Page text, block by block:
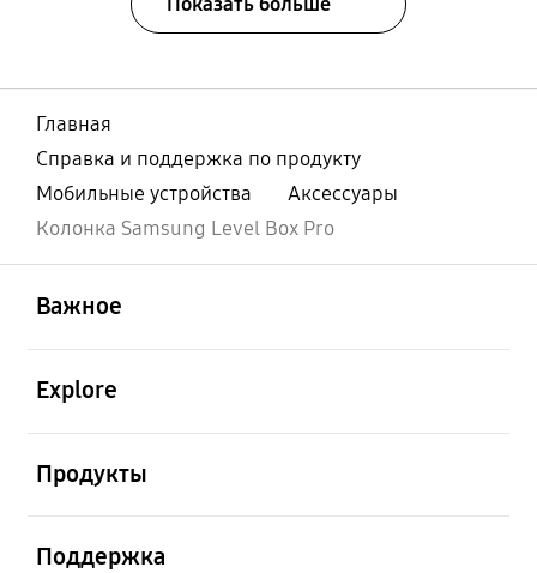
Главная
Справка и поддержка по продукту
Мобильные устройства
Аксессуары
Колонка Samsung Level Box Pro
Важное
Explore
Продукты
Поддержка